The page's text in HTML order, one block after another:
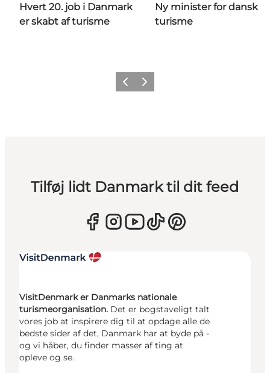
Hvert 20. job i Danmark
er skabt af turisme
Ny minister for dansk
turisme
ForrigeNæste
Tilføj lidt Danmark til dit feed
VisitDenmark er Danmarks nationale
turismeorganisation. Det er bogstaveligt talt
vores job at inspirere dig til at opdage alle de
bedste sider af det, Danmark har at byde på -
og vi håber, du finder masser af ting at
opleve og se.